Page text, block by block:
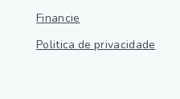
Financie
Politica de privacidade